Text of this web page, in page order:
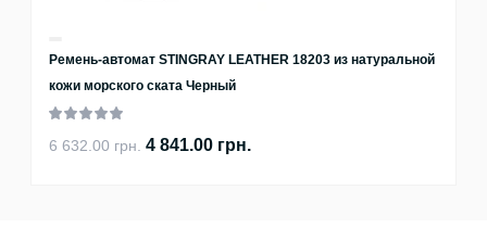
Ремень-автомат STINGRAY LEATHER 18203 из натуральной
кожи морского ската Черный
6 632.00 грн. 4 841.00 грн.